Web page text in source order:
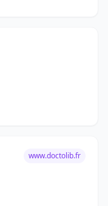
www.doctolib.fr